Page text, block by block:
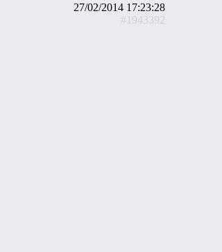
27/02/2014 17:23:28
#1943392